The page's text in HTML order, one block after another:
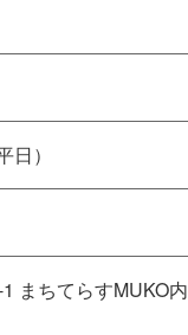
）
まちてらすMUKO内